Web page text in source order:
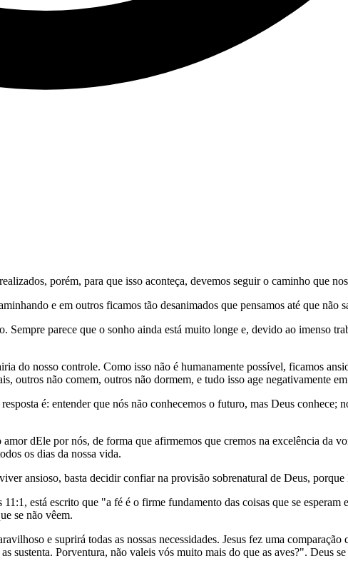
porém, para que isso aconteça, devemos seguir o caminho que
e em outros ficamos tão desanimados que pensamos até que não
parece que o sonho ainda está muito longe e, devido ao imenso
do nosso controle. Como isso não é humanamente possível, ficamos
outros não comem, outros não dormem, e tudo isso age negativamente
é: entender que nós não conhecemos o futuro, mas Deus conhece;
dEle por nós, de forma que afirmemos que cremos na excelência da
os dias da nossa vida.
ansioso, basta decidir confiar na provisão sobrenatural de Deus, porque
está escrito que "a fé é o firme fundamento das coisas que se esperam
se não vêem.
e suprirá todas as nossas necessidades. Jesus fez uma
sustenta. Porventura, não valeis vós muito mais do que as aves?". Deus